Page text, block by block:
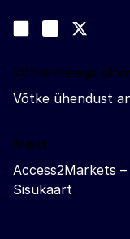
Join us on LinkedIn
Trade-Off podcast
Võtke meiega
Võtke ühendust
Meist
Access2Markets
Sisukaart